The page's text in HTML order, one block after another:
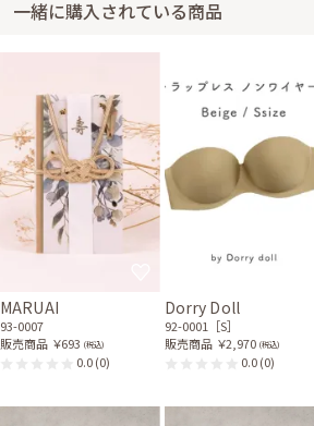
寧にお手紙まで添えてくださり、ありがとうご
す。 次回もまた、お願いしようと思います。 あ
レンタル/購入した商品
ブラックのジャケット風シ
ンプルボレロ
21-0220
一緒に購入されている商品
MARUAI
93-0007
販売商品 ￥693 (税込)
0.0(0)
Dorry Doll
92-0001［S］
販売商品 ￥2,970 (税込)
0.0(0)